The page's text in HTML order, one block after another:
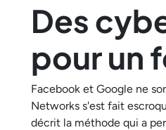
Des
pour un
Facebook et Google ne
Networks s'est fait
décrit la méthode qui a